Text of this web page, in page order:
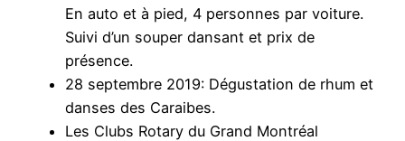
En auto et à pied, 4 personnes par voiture.
Suivi d’un souper dansant et prix de
présence.
28 septembre 2019: Dégustation de rhum et
danses des Caraibes.
Les Clubs Rotary du Grand Montréal